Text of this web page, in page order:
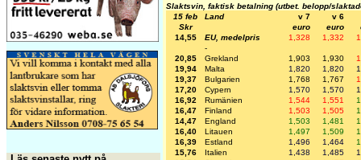
Slaktsvin, faktisk betalning (utbet. belopp/
15 feb
Land v 7
v 6
Skr
euro euro
14,55
EU, medelpris 1,328 1,332
-
20,85
Grekland 1,903 1,930
19,94
Malta 1,820 1,820
19,37
Bulgarien 1,768 1,767
17,20
Cypern 1,570 1,570
16,92
Rumänien 1,544 1,551
16,47
Finland 1,503 1,505
14,47
England 1,503 1,481
16,40
Litauen 1,497 1,509
16,39
Estland 1,496 1,464
15,76
Italien 1,438 1,485